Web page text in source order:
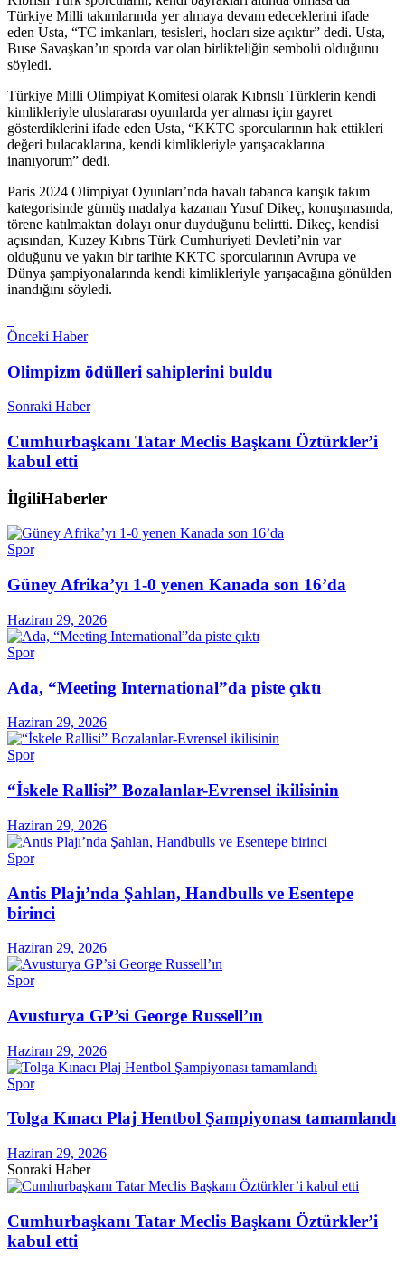
Türkiye Milli takımlarında yer almaya devam edeceklerini ifade
eden Usta, “TC imkanları, tesisleri, hocları size açıktır” dedi. Usta,
Buse Savaşkan’ın sporda var olan birlikteliğin sembolü olduğunu
söyledi.
Türkiye Milli Olimpiyat Komitesi olarak Kıbrıslı Türklerin kendi
kimlikleriyle uluslararası oyunlarda yer alması için gayret
gösterdiklerini ifade eden Usta, “KKTC sporcularının hak ettikleri
değeri bulacaklarına, kendi kimlikleriyle yarışacaklarına
inanıyorum” dedi.
Paris 2024 Olimpiyat Oyunları’nda havalı tabanca karışık takım
kategorisinde gümüş madalya kazanan Yusuf Dikeç, konuşmasında,
törene katılmaktan dolayı onur duyduğunu belirtti. Dikeç, kendisi
açısından, Kuzey Kıbrıs Türk Cumhuriyeti Devleti’nin var
olduğunu ve yakın bir tarihte KKTC sporcularının Avrupa ve
Dünya şampiyonalarında kendi kimlikleriyle yarışacağına gönülden
inandığını söyledi.
Önceki Haber
Olimpizm ödülleri sahiplerini buldu
Sonraki Haber
Cumhurbaşkanı Tatar Meclis Başkanı Öztürkler’i
kabul etti
İlgiliHaberler
Spor
Güney Afrika’yı 1-0 yenen Kanada son 16’da
Haziran 29, 2026
Spor
Ada, “Meeting International”da piste çıktı
Haziran 29, 2026
Spor
“İskele Rallisi” Bozalanlar-Evrensel ikilisinin
Haziran 29, 2026
Spor
Antis Plajı’nda Şahlan, Handbulls ve Esentepe
birinci
Haziran 29, 2026
Spor
Avusturya GP’si George Russell’ın
Haziran 29, 2026
Spor
Tolga Kınacı Plaj Hentbol Şampiyonası tamamlandı
Haziran 29, 2026
Sonraki Haber
Cumhurbaşkanı Tatar Meclis Başkanı Öztürkler’i
kabul etti